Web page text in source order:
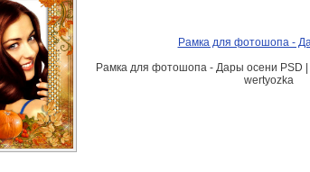
Рамка для фотошопа -
Рамка для фотошопа - Дары осени PSD
wertyozka